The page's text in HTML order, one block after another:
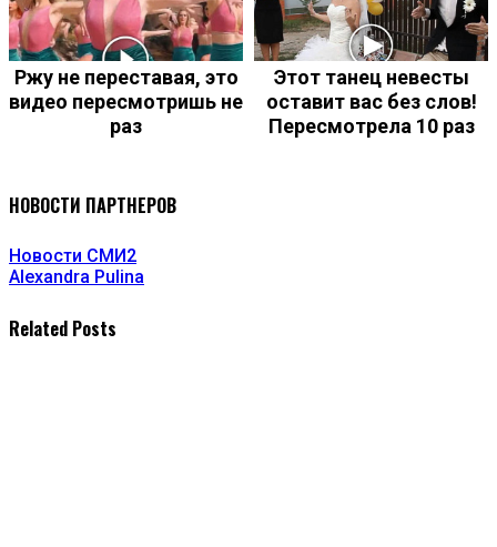
Ржу не переставая, это
видео пересмотришь не
раз
Этот танец невесты
оставит вас без слов!
Пересмотрела 10 раз
НОВОСТИ ПАРТНЕРОВ
Новости СМИ2
Alexandra Pulina
Related Posts